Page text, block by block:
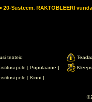
20-Süsteem. RAKTOBLEERI
teateid
pole [ Populaarne ]
Kleeps
pole [ Kinni ]
©